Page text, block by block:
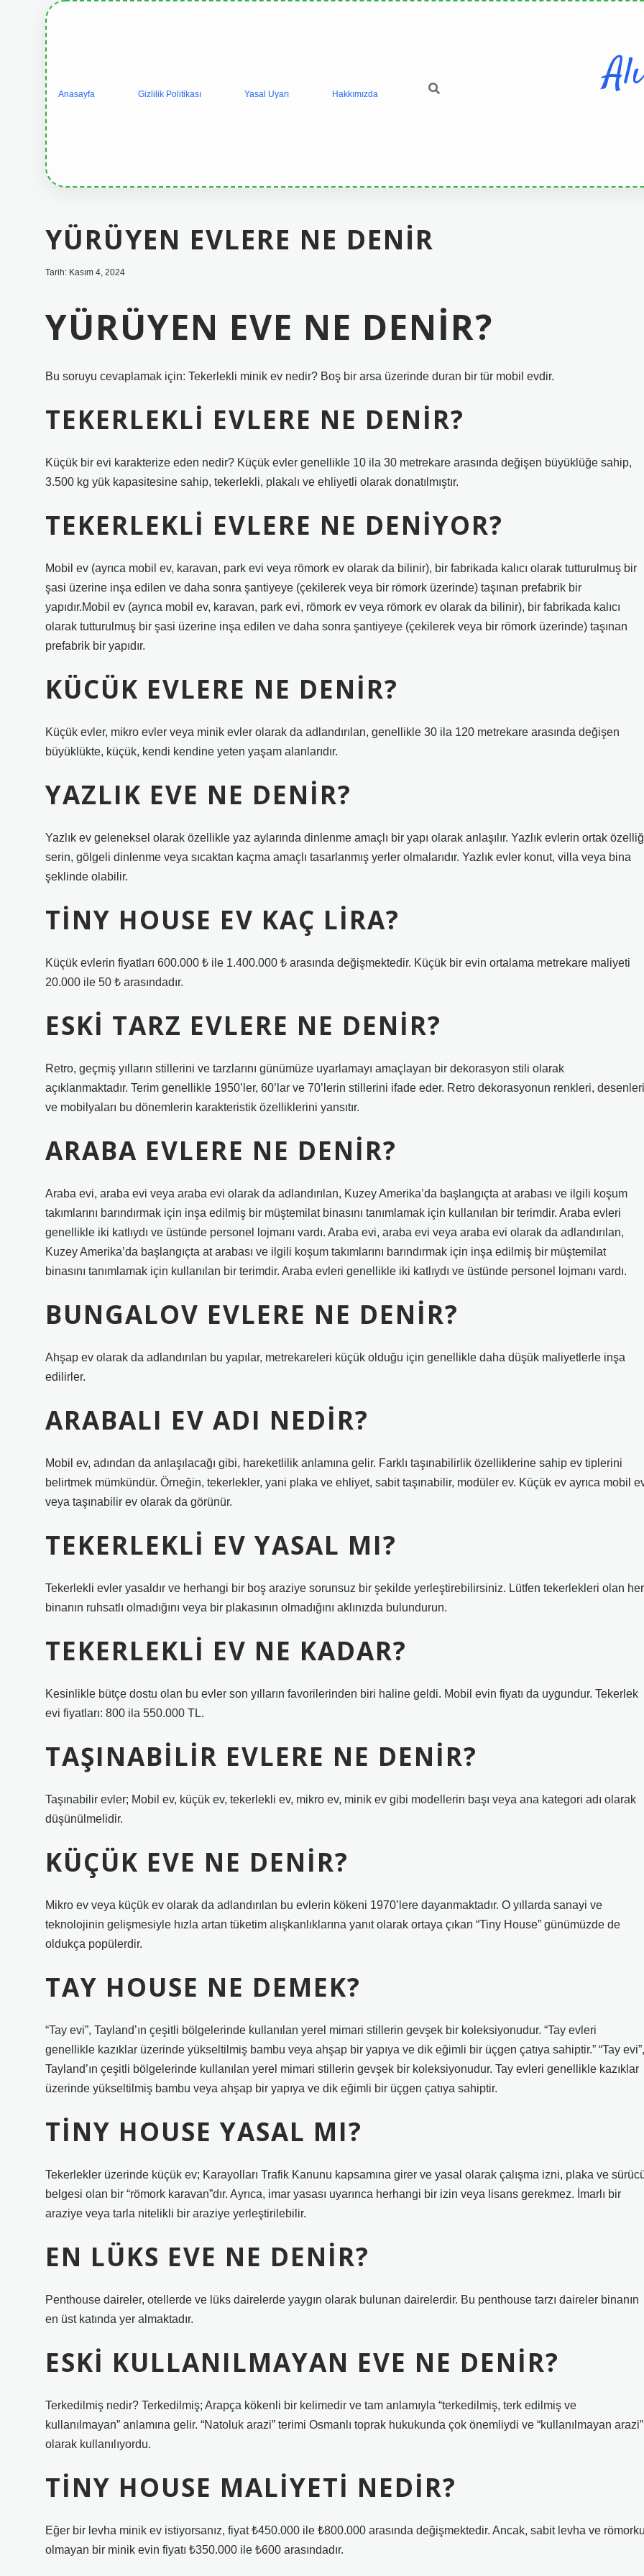
Anasayfa Gizlilik Politikası Yasal Uyarı Hakkımızda
YÜRÜYEN EVLERE NE DENIR
Tarih: Kasım 4, 2024
YÜRÜYEN EVE NE DENIR?
Bu soruyu cevaplamak için: Tekerlekli minik ev nedir? Boş bir arsa üzerinde duran bir tür mobil evdir.
TEKERLEKLI EVLERE NE DENIR?
Küçük bir evi karakterize eden nedir? Küçük evler genellikle 10 ila 30 metrekare arasında değişen büyüklüğe sahip,
3.500 kg yük kapasitesine sahip, tekerlekli, plakalı ve ehliyetli olarak donatılmıştır.
TEKERLEKLI EVLERE NE DENIYOR?
Mobil ev (ayrıca mobil ev, karavan, park evi veya römork ev olarak da bilinir), bir fabrikada kalıcı olarak tutturulmuş bir
şasi üzerine inşa edilen ve daha sonra şantiyeye (çekilerek veya bir römork üzerinde) taşınan prefabrik bir
yapıdır.Mobil ev (ayrıca mobil ev, karavan, park evi, römork ev veya römork ev olarak da bilinir), bir fabrikada kalıcı
olarak tutturulmuş bir şasi üzerine inşa edilen ve daha sonra şantiyeye (çekilerek veya bir römork üzerinde) taşınan
prefabrik bir yapıdır.
KÜCÜK EVLERE NE DENIR?
Küçük evler, mikro evler veya minik evler olarak da adlandırılan, genellikle 30 ila 120 metrekare arasında değişen
büyüklükte, küçük, kendi kendine yeten yaşam alanlarıdır.
YAZLIK EVE NE DENIR?
Yazlık ev geleneksel olarak özellikle yaz aylarında dinlenme amaçlı bir yapı olarak anlaşılır. Yazlık evlerin ortak
serin, gölgeli dinlenme veya sıcaktan kaçma amaçlı tasarlanmış yerler olmalarıdır. Yazlık evler konut, villa veya bina
şeklinde olabilir.
TINY HOUSE EV KAÇ LIRA?
Küçük evlerin fiyatları 600.000 ₺ ile 1.400.000 ₺ arasında değişmektedir. Küçük bir evin ortalama metrekare maliyeti
20.000 ile 50 ₺ arasındadır.
ESKI TARZ EVLERE NE DENIR?
Retro, geçmiş yılların stillerini ve tarzlarını günümüze uyarlamayı amaçlayan bir dekorasyon stili olarak
açıklanmaktadır. Terim genellikle 1950’ler, 60’lar ve 70’lerin stillerini ifade eder. Retro dekorasyonun renkleri, desenleri
ve mobilyaları bu dönemlerin karakteristik özelliklerini yansıtır.
ARABA EVLERE NE DENIR?
Araba evi, araba evi veya araba evi olarak da adlandırılan, Kuzey Amerika’da başlangıçta at arabası ve ilgili koşum
takımlarını barındırmak için inşa edilmiş bir müştemilat binasını tanımlamak için kullanılan bir terimdir. Araba evleri
genellikle iki katlıydı ve üstünde personel lojmanı vardı. Araba evi, araba evi veya araba evi olarak da adlandırılan,
Kuzey Amerika’da başlangıçta at arabası ve ilgili koşum takımlarını barındırmak için inşa edilmiş bir müştemilat
binasını tanımlamak için kullanılan bir terimdir. Araba evleri genellikle iki katlıydı ve üstünde personel lojmanı vardı.
BUNGALOV EVLERE NE DENIR?
Ahşap ev olarak da adlandırılan bu yapılar, metrekareleri küçük olduğu için genellikle daha düşük maliyetlerle inşa
edilirler.
ARABALI EV ADI NEDIR?
Mobil ev, adından da anlaşılacağı gibi, hareketlilik anlamına gelir. Farklı taşınabilirlik özelliklerine sahip ev tiplerini
belirtmek mümkündür. Örneğin, tekerlekler, yani plaka ve ehliyet, sabit taşınabilir, modüler ev. Küçük ev ayrıca mobil
veya taşınabilir ev olarak da görünür.
TEKERLEKLI EV YASAL MI?
Tekerlekli evler yasaldır ve herhangi bir boş araziye sorunsuz bir şekilde yerleştirebilirsiniz. Lütfen tekerlekleri olan her
binanın ruhsatlı olmadığını veya bir plakasının olmadığını aklınızda bulundurun.
TEKERLEKLI EV NE KADAR?
Kesinlikle bütçe dostu olan bu evler son yılların favorilerinden biri haline geldi. Mobil evin fiyatı da uygundur. Tekerlek
evi fiyatları: 800 ila 550.000 TL.
TAŞINABILIR EVLERE NE DENIR?
Taşınabilir evler; Mobil ev, küçük ev, tekerlekli ev, mikro ev, minik ev gibi modellerin başı veya ana kategori adı olarak
düşünülmelidir.
KÜÇÜK EVE NE DENIR?
Mikro ev veya küçük ev olarak da adlandırılan bu evlerin kökeni 1970’lere dayanmaktadır. O yıllarda sanayi ve
teknolojinin gelişmesiyle hızla artan tüketim alışkanlıklarına yanıt olarak ortaya çıkan “Tiny House” günümüzde de
oldukça popülerdir.
TAY HOUSE NE DEMEK?
“Tay evi”, Tayland’ın çeşitli bölgelerinde kullanılan yerel mimari stillerin gevşek bir koleksiyonudur. “Tay evleri
genellikle kazıklar üzerinde yükseltilmiş bambu veya ahşap bir yapıya ve dik eğimli bir üçgen çatıya sahiptir.” “Tay evi”,
Tayland’ın çeşitli bölgelerinde kullanılan yerel mimari stillerin gevşek bir koleksiyonudur. Tay evleri genellikle kazıklar
üzerinde yükseltilmiş bambu veya ahşap bir yapıya ve dik eğimli bir üçgen çatıya sahiptir.
TINY HOUSE YASAL MI?
Tekerlekler üzerinde küçük ev; Karayolları Trafik Kanunu kapsamına girer ve yasal olarak çalışma izni, plaka ve
belgesi olan bir “römork karavan”dır. Ayrıca, imar yasası uyarınca herhangi bir izin veya lisans gerekmez. İmarlı bir
araziye veya tarla nitelikli bir araziye yerleştirilebilir.
EN LÜKS EVE NE DENIR?
Penthouse daireler, otellerde ve lüks dairelerde yaygın olarak bulunan dairelerdir. Bu penthouse tarzı daireler binanın
en üst katında yer almaktadır.
ESKI KULLANILMAYAN EVE NE DENIR?
Terkedilmiş nedir? Terkedilmiş; Arapça kökenli bir kelimedir ve tam anlamıyla “terkedilmiş, terk edilmiş ve
kullanılmayan” anlamına gelir. “Natoluk arazi” terimi Osmanlı toprak hukukunda çok önemliydi ve “kullanılmayan arazi”
olarak kullanılıyordu.
TINY HOUSE MALIYETI NEDIR?
Eğer bir levha minik ev istiyorsanız, fiyat ₺450.000 ile ₺800.000 arasında değişmektedir. Ancak, sabit levha ve
olmayan bir minik evin fiyatı ₺350.000 ile ₺600 arasındadır.